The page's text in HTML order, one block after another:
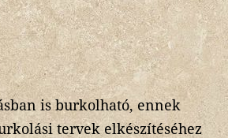
is burkolható, ennek
tervek elkészítéséhez